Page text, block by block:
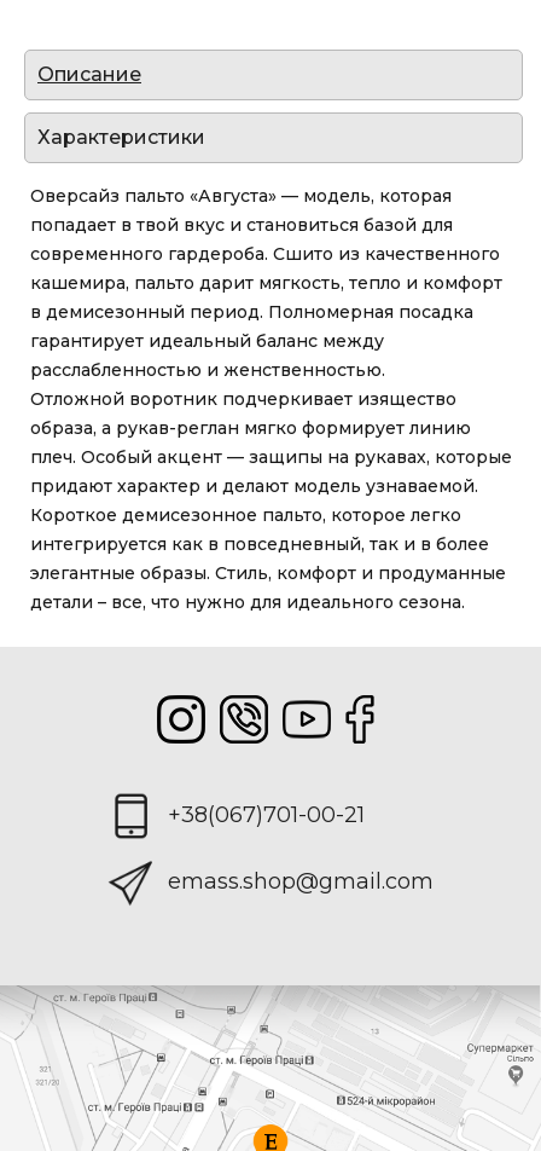
Описание
Характеристики
Оверсайз пальто «Августа» — модель, которая
попадает в твой вкус и становиться базой для
современного гардероба. Сшито из качественного
кашемира, пальто дарит мягкость, тепло и комфорт
в демисезонный период. Полномерная посадка
гарантирует идеальный баланс между
расслабленностью и женственностью.
Отложной воротник подчеркивает изящество
образа, а рукав-реглан мягко формирует линию
плеч. Особый акцент — защипы на рукавах, которые
придают характер и делают модель узнаваемой.
Короткое демисезонное пальто, которое легко
интегрируется как в повседневный, так и в более
элегантные образы. Стиль, комфорт и продуманные
детали – все, что нужно для идеального сезона.
+38(067)701-00-21
emass.shop@gmail.com